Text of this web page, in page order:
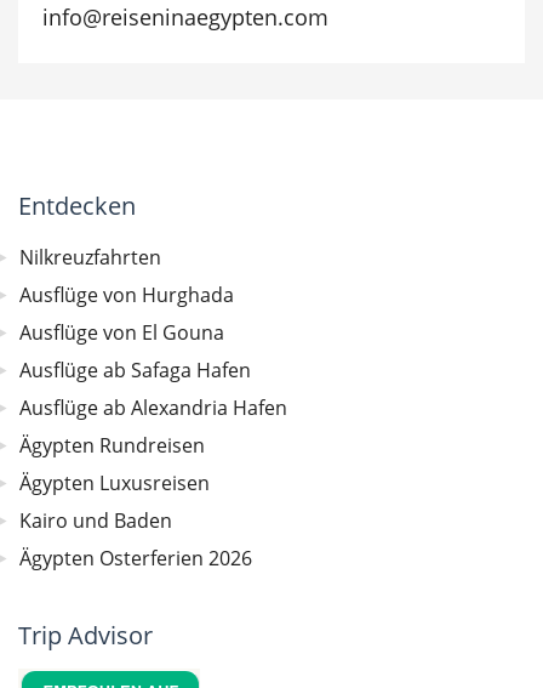
info@reiseninaegypten.com
Entdecken
Nilkreuzfahrten
Ausflüge von Hurghada
Ausflüge von El Gouna
Ausflüge ab Safaga Hafen
Ausflüge ab Alexandria Hafen
Ägypten Rundreisen
Ägypten Luxusreisen
Kairo und Baden
Ägypten Osterferien 2026
Trip Advisor